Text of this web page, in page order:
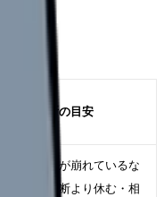
判断の目安
体調が崩れているな
ら判断より休む・相